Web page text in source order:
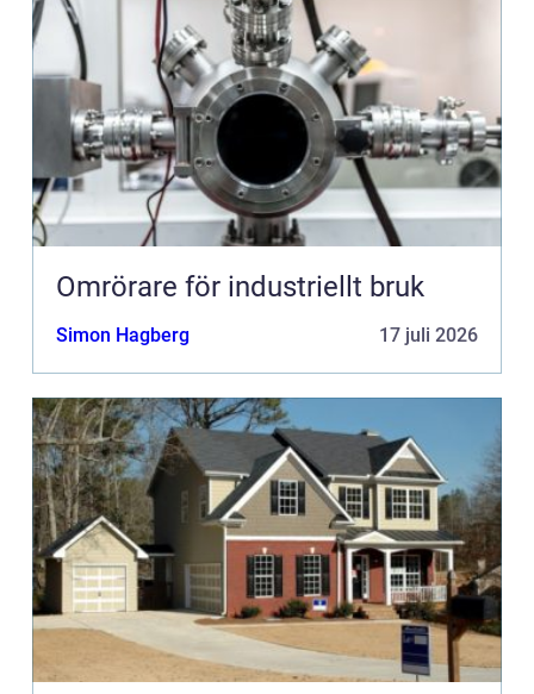
Omrörare för industriellt bruk
Simon Hagberg 17 juli 2026